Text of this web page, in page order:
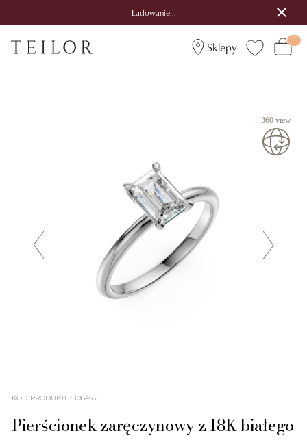
Ładowanie...
Sklepy
360 view
KOD PRODUKTU: 108455
Pierścionek zaręczynowy z 18K białego